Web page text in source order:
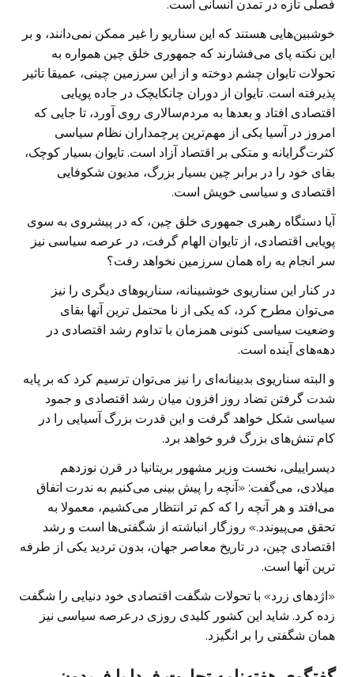
فصلی تازه در تمدن انسانی است.
خوشبین‌هایی هستند که این سناریو را غیر ممکن نمی‌دانند، و بر
این نکته پای می‌فشارند که جمهوری خلق چین همواره به
تحولات تایوان چشم دوخته و از این سرزمین چینی، عمیقا تاثیر
پذیرفته است. تایوان از دوران چانکایچک در جاده پویایی
اقتصادی افتاد و بعد‌ها به مردم‌سالاری روی آورد، تا جایی که
امروز در آسیا یکی از مهم‌ترین پرچمداران نظام سیاسی
کثرت‌گرایانه و متکی بر اقتصاد آزاد است. تایوان بسیار کوچک،
بقای خود را در برابر چین بسیار بزرگ، مدیون شکوفایی
اقتصادی و سیاسی خویش است.
آیا دستگاه رهبری جمهوری خلق چین، که در پیشروی به سوی
پویایی اقتصادی، از تایوان الهام گرفت، در عرصه سیاسی نیز
سر انجام به راه همان سرزمین نخواهد رفت؟
در کنار این سناریوی خوشبینانه، سناریو‌های دیگری را نیز
می‌توان مطرح کرد، که یکی از نا محتمل ترین آنها بقای
وضعیت سیاسی کنونی همزمان با تداوم رشد اقتصادی در
دهه‌های آینده است.
و البته سناریوی بدبینانه‌ای را نیز می‌توان ترسیم کرد که بر پایه
شدت گرفتن تضاد روز افزون میان رشد اقتصادی و جمود
سیاسی شکل خواهد گرفت و این قدرت بزرگ آسیایی را در
کام تنش‌های بزرگ فرو خواهد برد.
دیسراییلی، نخست وزیر مشهور بریتانیا در قرن نوزدهم
میلادی، می‌گفت: «آنچه را پیش بینی می‌کنیم به ندرت اتفاق
می‌افتد و هر آنچه را که کم تر انتظار می‌کشیم، معمولا به
تحقق می‌پیوندد.» روزگار انباشته از شگفتی‌ها است و رشد
اقتصادی چین، در تاریخ معاصر جهان، بدون تردید یکی از طرفه
ترین آنها است.
«اژدهای زرد» با تحولات شگفت اقتصادی خود دنیایی را شگفت
زده کرد. شاید این کشور کلیدی روزی درعرصه سیاسی نیز
همان شگفتی را بر انگیزد.